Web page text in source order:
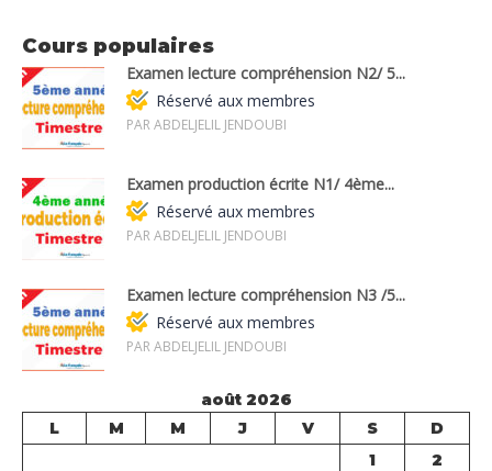
Cours populaires
Examen lecture compréhension N2/ 5...
Réservé aux membres
PAR ABDELJELIL JENDOUBI
Examen production écrite N1/ 4ème...
Réservé aux membres
PAR ABDELJELIL JENDOUBI
Examen lecture compréhension N3 /5...
Réservé aux membres
PAR ABDELJELIL JENDOUBI
août 2026
L
M M J V S
D
1
2